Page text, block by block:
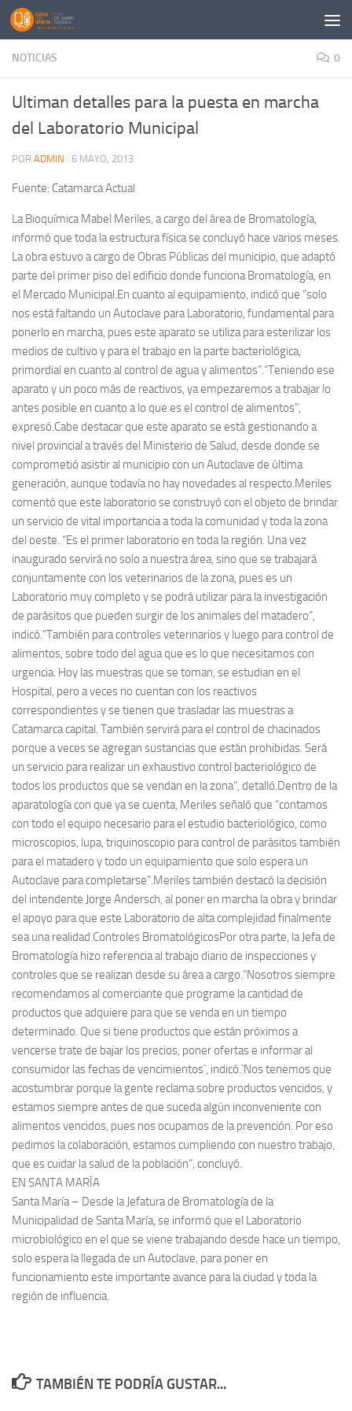
Saltar al contenido
NOTICIAS 0
Ultiman detalles para la puesta en marcha
del Laboratorio Municipal
POR ADMIN · 6 MAYO, 2013
Fuente: Catamarca Actual
La Bioquímica Mabel Meriles, a cargo del área de Bromatología,
informó que toda la estructura física se concluyó hace varios meses.
La obra estuvo a cargo de Obras Públicas del municipio, que adaptó
parte del primer piso del edificio donde funciona Bromatología, en
el Mercado Municipal.En cuanto al equipamiento, indicó que “solo
nos está faltando un Autoclave para Laboratorio, fundamental para
ponerlo en marcha, pues este aparato se utiliza para esterilizar los
medios de cultivo y para el trabajo en la parte bacteriológica,
primordial en cuanto al control de agua y alimentos”.“Teniendo ese
aparato y un poco más de reactivos, ya empezaremos a trabajar lo
antes posible en cuanto a lo que es el control de alimentos”,
expresó.Cabe destacar que este aparato se está gestionando a
nivel provincial a través del Ministerio de Salud, desde donde se
comprometió asistir al municipio con un Autoclave de última
generación, aunque todavía no hay novedades al respecto.Meriles
comentó que este laboratorio se construyó con el objeto de brindar
un servicio de vital importancia a toda la comunidad y toda la zona
del oeste. “Es el primer laboratorio en toda la región. Una vez
inaugurado servirá no solo a nuestra área, sino que se trabajará
conjuntamente con los veterinarios de la zona, pues es un
Laboratorio muy completo y se podrá utilizar para la investigación
de parásitos que pueden surgir de los animales del matadero”,
indicó.“También para controles veterinarios y luego para control de
alimentos, sobre todo del agua que es lo que necesitamos con
urgencia. Hoy las muestras que se toman, se estudian en el
Hospital, pero a veces no cuentan con los reactivos
correspondientes y se tienen que trasladar las muestras a
Catamarca capital. También servirá para el control de chacinados
porque a veces se agregan sustancias que están prohibidas. Será
un servicio para realizar un exhaustivo control bacteriológico de
todos los productos que se vendan en la zona”, detalló.Dentro de la
aparatología con que ya se cuenta, Meriles señaló que “contamos
con todo el equipo necesario para el estudio bacteriológico, como
microscopios, lupa, triquinoscopio para control de parásitos también
para el matadero y todo un equipamiento que solo espera un
Autoclave para completarse”.Meriles también destacó la decisión
del intendente Jorge Andersch, al poner en marcha la obra y brindar
el apoyo para que este Laboratorio de alta complejidad finalmente
sea una realidad.Controles BromatológicosPor otra parte, la Jefa de
Bromatología hizo referencia al trabajo diario de inspecciones y
controles que se realizan desde su área a cargo.“Nosotros siempre
recomendamos al comerciante que programe la cantidad de
productos que adquiere para que se venda en un tiempo
determinado. Que si tiene productos que están próximos a
vencerse trate de bajar los precios, poner ofertas e informar al
consumidor las fechas de vencimientos`, indicó.`Nos tenemos que
acostumbrar porque la gente reclama sobre productos vencidos, y
estamos siempre antes de que suceda algún inconveniente con
alimentos vencidos, pues nos ocupamos de la prevención. Por eso
pedimos la colaboración, estamos cumpliendo con nuestro trabajo,
que es cuidar la salud de la población”, concluyó.
EN SANTA MARÍA
Santa María – Desde la Jefatura de Bromatología de la
Municipalidad de Santa María, se informó que el Laboratorio
microbiológico en el que se viene trabajando desde hace un tiempo,
solo espera la llegada de un Autoclave, para poner en
funcionamiento este importante avance para la ciudad y toda la
región de influencia.
TAMBIÉN TE PODRÍA GUSTAR...